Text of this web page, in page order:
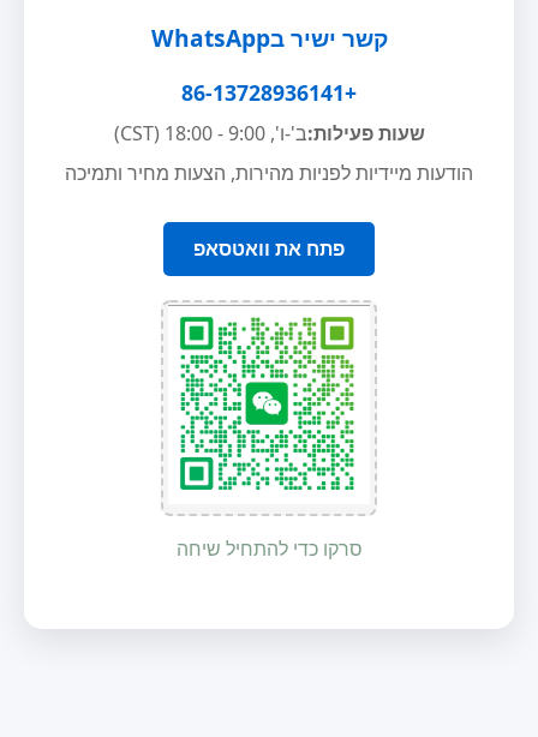
קשר ישיר בWhatsApp
+86-13728936141
שעות פעילות:ב'-ו', 9:00 - 18:00 (CST)
הודעות מיידיות לפניות מהירות, הצעות מחיר ותמיכה
פתח את וואטסאפ
סרקו כדי להתחיל שיחה